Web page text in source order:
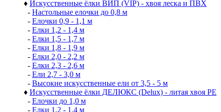
♦ Искусственные ёлки ВИП (VIP) - хвоя леска и ПВХ
- Настольные елочки до 0,8 м
- Елочки 0,9 - 1,1 м
- Елки 1,2 - 1,4 м
- Елки 1,5 - 1,7 м
- Елки 1,8 - 1,9 м
- Елки 2,0 - 2,2 м
- Елки 2,3 - 2,6 м
- Ели 2,7 - 3,0 м
- Высокие искусственные ели от 3,5 - 5 м
♦ Искусственные ёлки ДЕЛЮКС (Delux) - литая хвоя РЕ
- Елочки до 1,0 м
- Елки 1,2 - 1,4 м